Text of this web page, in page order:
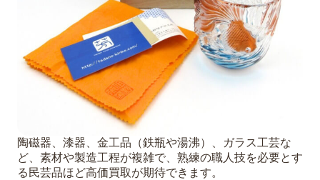
陶磁器、漆器、金工品（鉄瓶や湯沸）、ガラス工芸な
ど、素材や製造工程が複雑で、熟練の職人技を必要とす
る民芸品ほど高価買取が期待できます。